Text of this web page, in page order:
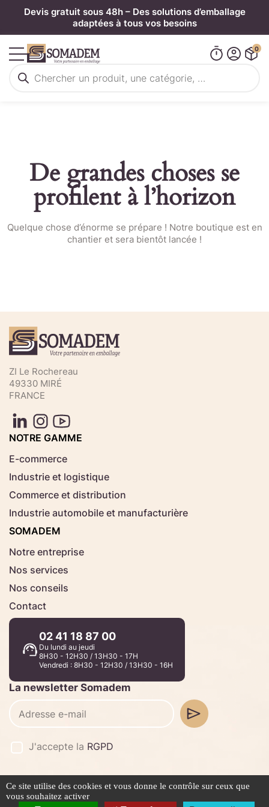
Devis gratuit sous 48h – Des solutions d’emballage
adaptées à tous vos besoins
de
0
De grandes choses se
profilent à l’horizon
Quelque chose d’énorme se prépare ! Notre boutique est en
chantier et sera bientôt lancée !
commande rapide
Aucun fichier
Télécharger
ZI Le Rochereau
49330 MIRÉ
FRANCE
NOTRE GAMME
E-commerce
Industrie et logistique
Commerce et distribution
Industrie automobile et manufacturière
SOMADEM
Notre entreprise
Nos services
Nos conseils
Contact
02 41 18 87 00
Du lundi au jeudi
8H30 - 12H30 / 13H30 - 17H
Vendredi : 8H30 - 12H30 / 13H30 - 16H
La newsletter Somadem
J'accepte la RGPD
©2026 -Stafe.fr
Mentions légales
Politique de confidentialité
Panneau de gestion des cookies
Ce site utilise des cookies et vous donne le contrôle sur ceux que
vous souhaitez activer